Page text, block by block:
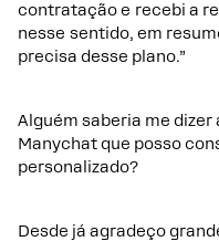
contratação e recebi a
nesse sentido, em
precisa desse plano.”
Alguém saberia me
Manychat que posso
personalizado?
Desde já agradeço